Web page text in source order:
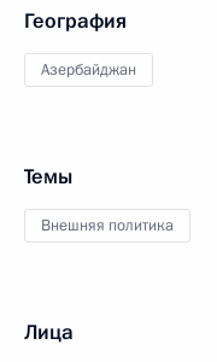
География
Азербайджан
Темы
Внешняя политика
Лица